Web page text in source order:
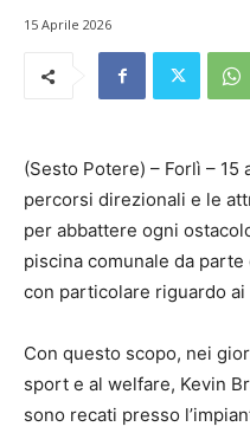
15 Aprile 2026
(Sesto Potere) – Forlì –
percorsi direzionali e le
per abbattere ogni
piscina comunale da
con particolare riguardo
Con questo scopo, nei
sport e al welfare, Kevin
sono recati presso